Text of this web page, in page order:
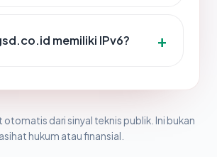
memiliki IPv6?
otomatis dari sinyal teknis publik. Ini bukan
hukum atau finansial.